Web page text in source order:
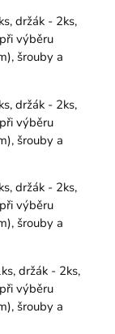
držák - 2ks,
výběru
šrouby a
držák - 2ks,
výběru
šrouby a
držák - 2ks,
výběru
šrouby a
držák - 2ks,
výběru
šrouby a